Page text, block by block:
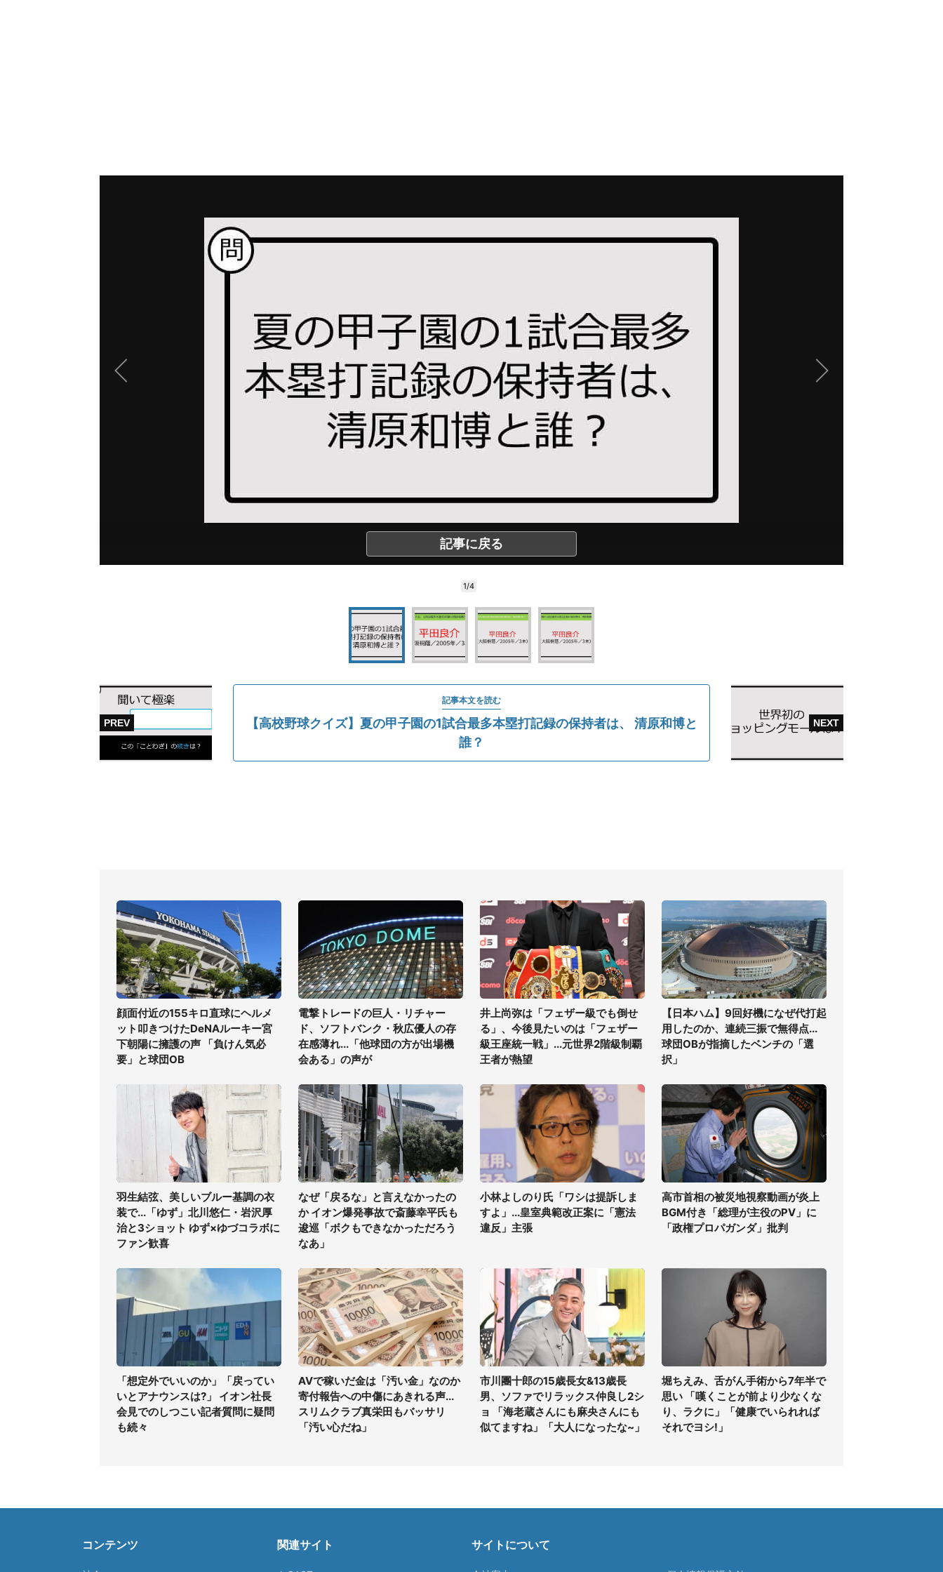
記事に戻る
1/4
記事本文を読む
【高校野球クイズ】夏の甲子園の1試合最多本塁打記録の保持者は、 清原和博と
誰？
顔面付近の155キロ直球にヘルメ
ット叩きつけたDeNAルーキー宮
下朝陽に擁護の声 「負けん気必
要」と球団OB
電撃トレードの巨人・リチャー
ド、ソフトバンク・秋広優人の存
在感薄れ...「他球団の方が出場機
会ある」の声が
井上尚弥は「フェザー級でも倒せ
る」、今後見たいのは「フェザー
級王座統一戦」...元世界2階級制覇
王者が熱望
【日本ハム】9回好機になぜ代打起
用したのか、連続三振で無得点...
球団OBが指摘したベンチの「選
択」
羽生結弦、美しいブルー基調の衣
装で...「ゆず」北川悠仁・岩沢厚
治と3ショット ゆず×ゆづコラボに
ファン歓喜
なぜ「戻るな」と言えなかったの
か イオン爆発事故で斎藤幸平氏も
逡巡「ボクもできなかっただろう
なあ」
小林よしのり氏「ワシは提訴しま
すよ」...皇室典範改正案に「憲法
違反」主張
高市首相の被災地視察動画が炎上
BGM付き「総理が主役のPV」に
「政権プロパガンダ」批判
「想定外でいいのか」「戻ってい
いとアナウンスは?」 イオン社長
会見でのしつこい記者質問に疑問
も続々
AVで稼いだ金は「汚い金」なのか
寄付報告への中傷にあきれる声...
スリムクラブ真栄田もバッサリ
「汚い心だね」
市川團十郎の15歳長女&13歳長
男、ソファでリラックス仲良し2シ
ョ 「海老蔵さんにも麻央さんにも
似てますね」「大人になったな~」
堀ちえみ、舌がん手術から7年半で
思い 「嘆くことが前より少なくな
り、ラクに」「健康でいられれば
それでヨシ!」
コンテンツ 関連サイト サイトについて